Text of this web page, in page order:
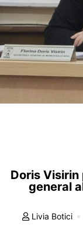
Doris
general
Livia Botici